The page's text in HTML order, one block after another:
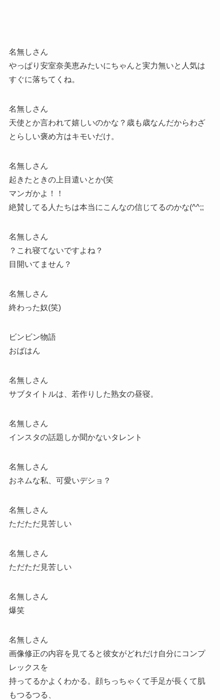
名無しさん
やっぱり安室奈美恵みたいにちゃんと実力無いと人気は
すぐに落ちてくね。
名無しさん
天使とか言われて嬉しいのかな？歳も歳なんだからわざ
とらしい褒め方はキモいだけ。
名無しさん
起きたときの上目遣いとか(笑
マンガかよ！！
絶賛してる人たちは本当にこんなの信じてるのかな(^^;;
名無しさん
？これ寝てないですよね？
目開いてません？
名無しさん
終わった奴(笑)
ビンビン物語
おばはん
名無しさん
サブタイトルは、若作りした熟女の昼寝。
名無しさん
インスタの話題しか聞かないタレント
名無しさん
おネムな私、可愛いデショ？
名無しさん
ただただ見苦しい
名無しさん
ただただ見苦しい
名無しさん
爆笑
名無しさん
画像修正の内容を見てると彼女がどれだけ自分にコンプ
レックスを
持ってるかよくわかる。顔ちっちゃくて手足が長くて肌
もつるつる、